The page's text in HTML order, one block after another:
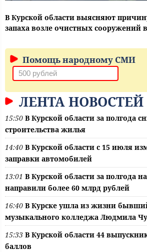
В Курской области выясняют
запаха возле очистных сооружений
Помощь народному СМИ
ЛЕНТА НОВОСТЕЙ
15:50 В Курской области за полгода
строительства жилья
14:40 В Курской области с 15 июля
заправки автомобилей
13:01 В Курской области за полгода
направили более 60 млрд рублей
16:40 В Курске ушла из жизни
музыкального колледжа Людмила
15:33 В Курской области 44
баллов